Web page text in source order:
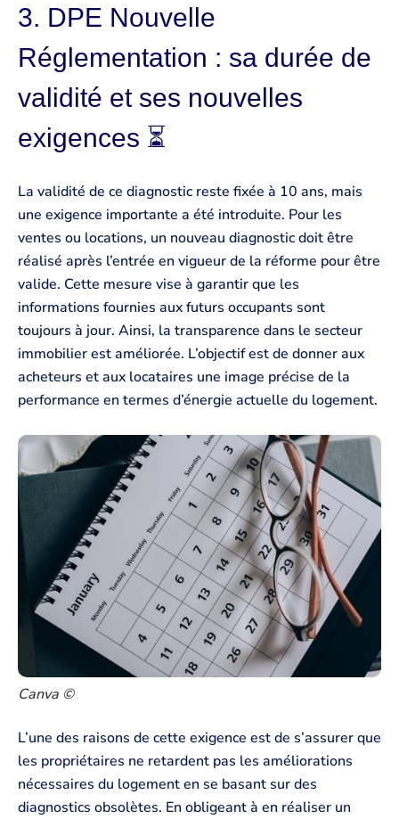
3. DPE Nouvelle
Réglementation : sa durée de
validité et ses nouvelles
exigences ⏳
La validité de ce diagnostic reste fixée à 10 ans, mais
une exigence importante a été introduite. Pour les
ventes ou locations, un nouveau diagnostic doit être
réalisé après l’entrée en vigueur de la réforme pour être
valide. Cette mesure vise à garantir que les
informations fournies aux futurs occupants sont
toujours à jour. Ainsi, la transparence dans le secteur
immobilier est améliorée. L’objectif est de donner aux
acheteurs et aux locataires une image précise de la
performance en termes d’énergie actuelle du logement.
Canva ©
L’une des raisons de cette exigence est de s’assurer que
les propriétaires ne retardent pas les améliorations
nécessaires du logement en se basant sur des
diagnostics obsolètes. En obligeant à en réaliser un